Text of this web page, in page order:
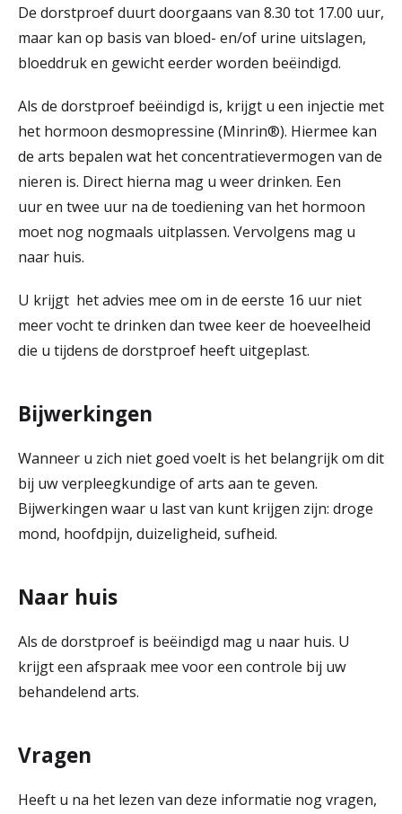
De dorstproef duurt doorgaans van 8.30 tot 17.00 uur,
maar kan op basis van bloed- en/of urine uitslagen,
bloeddruk en gewicht eerder worden beëindigd.
Als de dorstproef beëindigd is, krijgt u een injectie met
het hormoon desmopressine (Minrin®). Hiermee kan
de arts bepalen wat het concentratievermogen van de
nieren is. Direct hierna mag u weer drinken. Een
uur en twee uur na de toediening van het hormoon
moet nog nogmaals uitplassen. Vervolgens mag u
naar huis.
U krijgt het advies mee om in de eerste 16 uur niet
meer vocht te drinken dan twee keer de hoeveelheid
die u tijdens de dorstproef heeft uitgeplast.
Bijwerkingen
Wanneer u zich niet goed voelt is het belangrijk om dit
bij uw verpleegkundige of arts aan te geven.
Bijwerkingen waar u last van kunt krijgen zijn: droge
mond, hoofdpijn, duizeligheid, sufheid.
Naar huis
Als de dorstproef is beëindigd mag u naar huis. U
krijgt een afspraak mee voor een controle bij uw
behandelend arts.
Vragen
Heeft u na het lezen van deze informatie nog vragen,